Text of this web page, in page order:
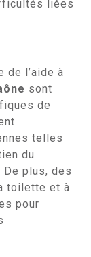
liées
de l’aide à
sont
de
telles
du
plus, des
toilette et à
pour